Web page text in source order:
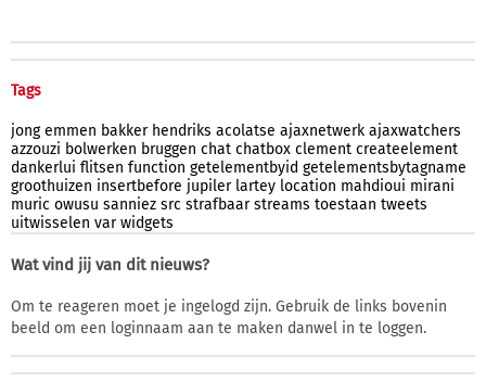
Tags
jong emmen bakker hendriks acolatse ajaxnetwerk ajaxwatchers
azzouzi bolwerken bruggen chat chatbox clement createelement
dankerlui flitsen function getelementbyid getelementsbytagname
groothuizen insertbefore jupiler lartey location mahdioui mirani
muric owusu sanniez src strafbaar streams toestaan tweets
uitwisselen var widgets
Wat vind jij van dit nieuws?
Om te reageren moet je ingelogd zijn. Gebruik de links bovenin
beeld om een loginnaam aan te maken danwel in te loggen.